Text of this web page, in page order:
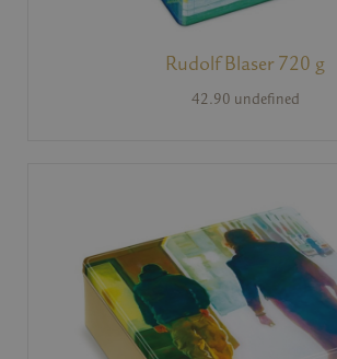
Rudolf Blaser 720 g
42.90 undefined